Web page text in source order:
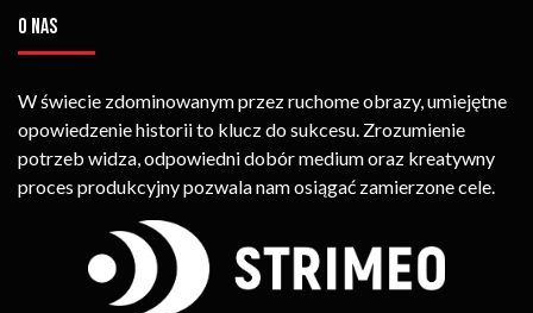
O NAS
W świecie zdominowanym przez ruchome obrazy, umiejętne
opowiedzenie historii to klucz do sukcesu. Zrozumienie
potrzeb widza, odpowiedni dobór medium oraz kreatywny
proces produkcyjny pozwala nam osiągać zamierzone cele.